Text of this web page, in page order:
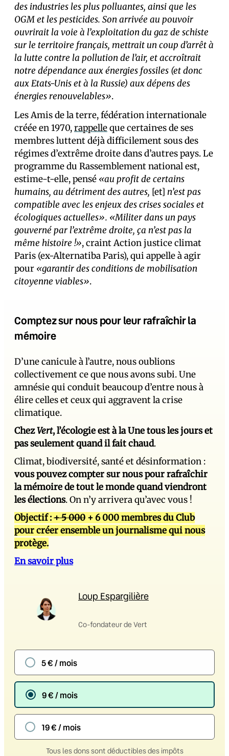
des industries les plus polluantes, ainsi que les
OGM et les pesticides. Son arrivée au pouvoir
ouvrirait la voie à l’exploitation du gaz de schiste
sur le territoire français, mettrait un coup d’arrêt à
la lutte contre la pollution de l’air, et accroîtrait
notre dépendance aux énergies fossiles (et donc
aux Etats-Unis et à la Russie) aux dépens des
énergies renouvelables».
Les Amis de la terre, fédération internationale
créée en 1970,rappelleque certain·es de ses
membres luttent déjà difficilement sous des
régimes d’extrême droite dans d’autres pays. Le
programme du Rassemblement national est,
estime-t-elle, pensé «au profit de certains
humains, au détriment des autres, [et] n’est pas
compatible avec les enjeux des crises sociales et
écologiques actuelles». «Militer dans un pays
gouverné par l’extrême droite, ça n’est pas la
même histoire !», craint Action justice climat
Paris (ex-Alternatiba Paris), qui appelle à agir
pour «garantir des conditions de mobilisation
citoyenne viables».
Comptez sur nous pour leur rafraîchir la
mémoire
D’une canicule à l’autre, nous oublions
collectivement ce que nous avons subi. Une
amnésie qui conduit beaucoup d’entre nous à
élire celles et ceux qui aggravent la crise
climatique.
ChezVert, l’écologie est à la Une tous les jours et
pas seulement quand il fait chaud.
Climat, biodiversité, santé et désinformation :
vous pouvez compter sur nous pour rafraîchir
la mémoire de tout le monde quand viendront
les élections. On n’y arrivera qu’avec vous !
Objectif :+ 5 000 + 6 000 membres du Club
pour créer ensemble un journalisme qui nous
protège.
En savoir plus
Loup Espargilière
Co-fondateur de Vert
5 € / mois
9 € / mois
19 € / mois
Tous les dons sont déductibles des impôts